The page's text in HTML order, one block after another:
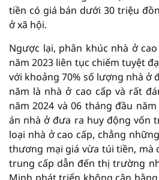
tiền có giá bán dưới 30 triệu
ở xã hội.
Ngược lại, phân khúc nhà ở
năm 2023 liên tục chiếm tuyệt
với khoảng 70% số lượng nhà
năm là nhà ở cao cấp và rất
năm 2024 và 06 tháng đầu
án nhà ở đưa ra huy động vốn
loại nhà ở cao cấp, chẳng
thương mại giá vừa túi tiền, mà
trung cấp dẫn đến thị trường